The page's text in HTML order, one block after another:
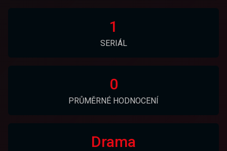
1
SERIÁL
0
PRŮMĚRNÉ HODNOCENÍ
Drama